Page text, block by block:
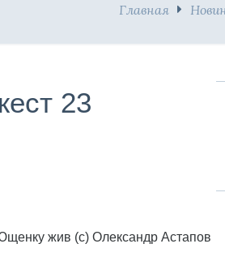
Главная
23
жив (с) Олександр Астапов